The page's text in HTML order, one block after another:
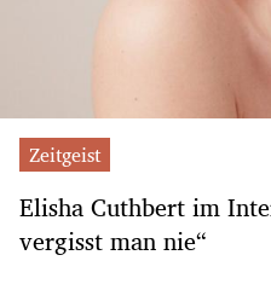
Zeitgeist
Elisha Cuthbert im
vergisst man nie“